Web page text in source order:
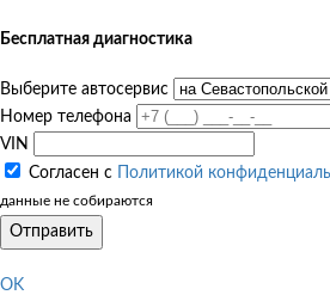
Бесплатная диагностика
Выберите автосервис
Номер телефона
VIN
Согласен с
Политикой
данные не собираются
Отправить
OK